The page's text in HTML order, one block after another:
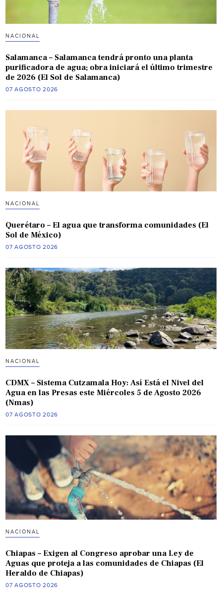
NACIONAL
Salamanca – Salamanca tendrá pronto una planta
purificadora de agua; obra iniciará el último trimestre
de 2026 (El Sol de Salamanca)
07 AGOSTO 2026
NACIONAL
Querétaro – El agua que transforma comunidades (El
Sol de México)
07 AGOSTO 2026
NACIONAL
CDMX – Sistema Cutzamala Hoy: Así Está el Nivel del
Agua en las Presas este Miércoles 5 de Agosto 2026
(Nmas)
07 AGOSTO 2026
NACIONAL
Chiapas – Exigen al Congreso aprobar una Ley de
Aguas que proteja a las comunidades de Chiapas (El
Heraldo de Chiapas)
07 AGOSTO 2026